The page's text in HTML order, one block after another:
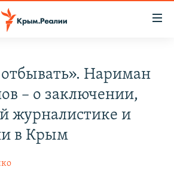
КРЫМА
Нариман
– о заключении,
журналистике и
в Крым